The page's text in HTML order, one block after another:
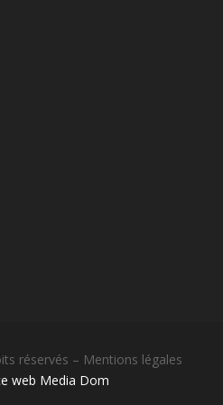
réservés – Mentions légales
web Media Dom